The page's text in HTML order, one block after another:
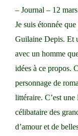
– Journal – 12
Je suis étonnée
Guilaine Depis. Et
avec un homme
idées à ce propos.
personnage de
littéraire. C’est
célibataire des
d’amour et de